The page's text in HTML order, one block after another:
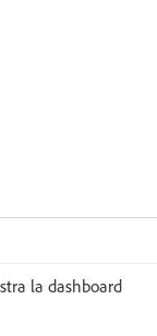
la dashboard